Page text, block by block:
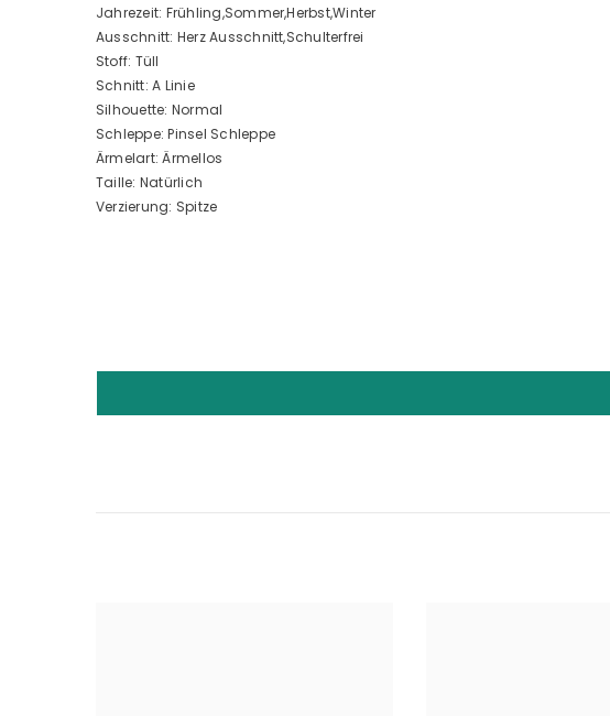
Jahrezeit: Frühling,Sommer,Herbst,Winter
Ausschnitt: Herz Ausschnitt,Schulterfrei
Stoff: Tüll
Schnitt: A Linie
Silhouette: Normal
Schleppe: Pinsel Schleppe
Ärmelart: Ärmellos
Taille: Natürlich
Verzierung: Spitze